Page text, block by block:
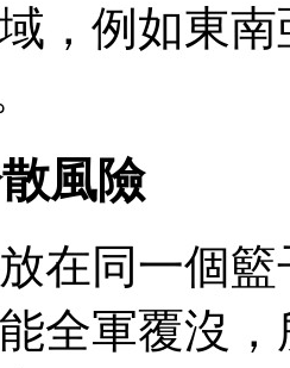
，例如東
風險
放在同一個
全軍覆沒